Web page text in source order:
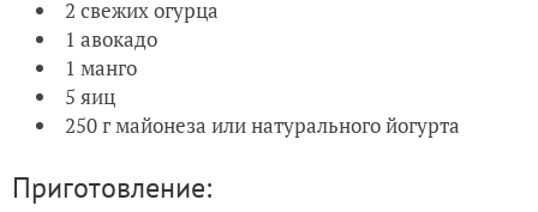
2 свежих огурца
1 авокадо
1 манго
5 яиц
250 г майонеза или натурального йогурта
Приготовление: